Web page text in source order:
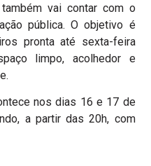
vai contar com o
pública. O objetivo é
pronta até sexta-feira
limpo, acolhedor e
nos dias 16 e 17 de
a partir das 20h, com